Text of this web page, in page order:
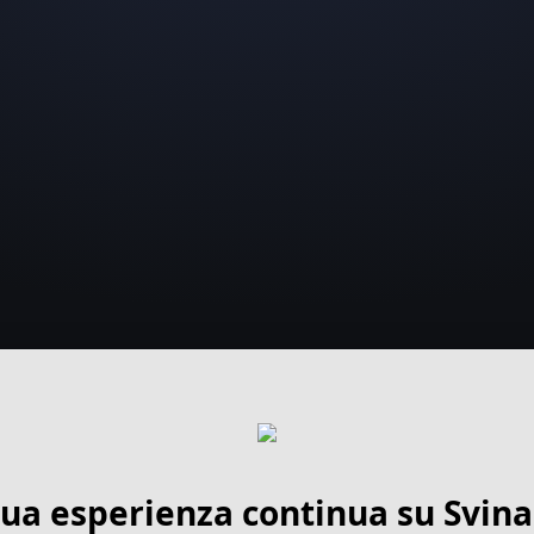
esperienza continua su